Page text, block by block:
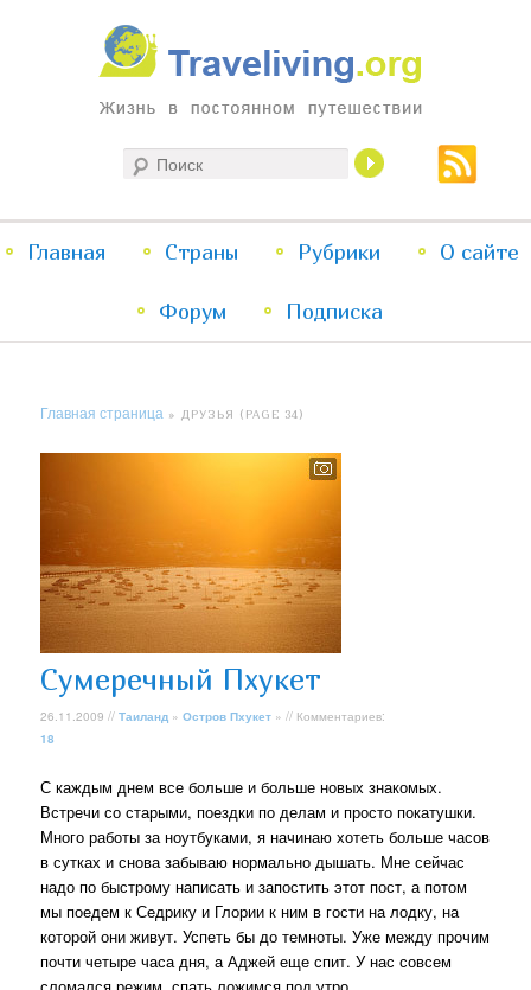
Traveliving
Жизнь в постоянном путешествии
меню
Перейти
к
Перейти
к
Главная Страны Рубрики О сайте
Форум Подписка
Главная страница » ДРУЗЬЯ (PAGE 34)
Сумеречный Пхукет
26.11.2009 //Таиланд »Остров Пхукет » // Комментариев:
18
С каждым днем все больше и больше новых знакомых.
Встречи со старыми, поездки по делам и просто покатушки.
Много работы за ноутбуками, я начинаю хотеть больше часов
в сутках и снова забываю нормально дышать. Мне сейчас
надо по быстрому написать и запостить этот пост, а потом
мы поедем к Седрику и Глории к ним в гости на лодку, на
которой они живут. Успеть бы до темноты. Уже между прочим
почти четыре часа дня, а Аджей еще спит. У нас совсем
сломался режим, спать ложимся под утро.